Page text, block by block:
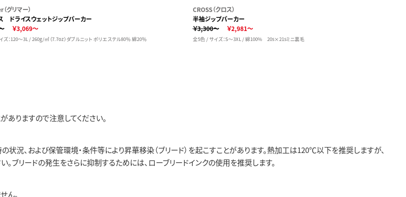
グリマー）
ドライスウェットジップパーカー
￥3,069～
ズ：120～3L / 260g/㎡（7.7oz）ダブルニット ポリエステル80％ 綿20％
CROSS（クロス）
半袖ジップパーカー
￥3,300～
￥2,981～
全5色 / サイズ：S～3XL / 綿100% 20s×21sミニ裏毛
りますので注意してください。
況、および保管環境・条件等により昇華移染（ブリード）を起こすことがあります。熱加工は120℃以下を推奨しますが、
リードの発生をさらに抑制するためには、ローブリードインクの使用を推奨します。
ん。